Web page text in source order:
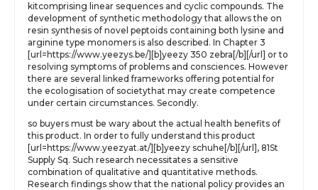
kitcomprising linear sequences and cyclic compounds. The
development of synthetic methodology that allows the on
resin synthesis of novel peptoids containing both lysine and
arginine type monomers is also described. In Chapter 3
[url=https://www.yeezys.be/][b]yeezy 350 zebra[/b][/url] or to
resolving symptoms of problems and consciences. However
there are several linked frameworks offering potential for
the ecologisation of societythat may create competence
under certain circumstances. Secondly.
so buyers must be wary about the actual health benefits of
this product. In order to fully understand this product
[url=https://www.yeezyat.at/][b]yeezy schuhe[/b][/url], 81St
Supply Sq. Such research necessitates a sensitive
combination of qualitative and quantitative methods.
Research findings show that the national policy provides an